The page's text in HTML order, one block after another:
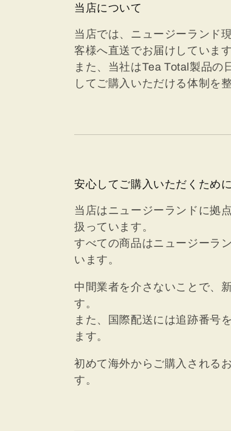
当店について
当店では、ニュージーランド
客様へ直送でお届けしています
また、当社はTea Total製品の
してご購入いただける体制を
安心してご購入いただくために
当店はニュージーランドに拠
扱っています。
すべての商品はニュージーラ
います。
中間業者を介さないことで、
す。
また、国際配送には追跡番号
ます。
初めて海外からご購入される
す。